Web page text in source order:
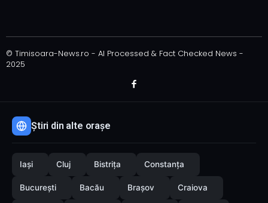
© Timisoara-News.ro - AI Processed & Fact Checked News -
2025
Știri din alte orașe
Iași Cluj Bistrița Constanța
București Bacău Brașov Craiova